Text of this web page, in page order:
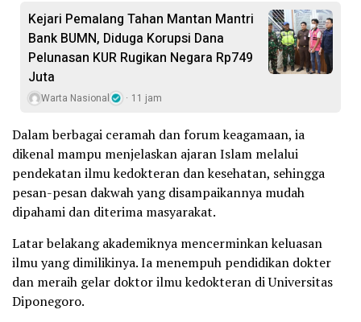
Kejari Pemalang Tahan Mantan Mantri
Bank BUMN, Diduga Korupsi Dana
Pelunasan KUR Rugikan Negara Rp749
Juta
Warta Nasional 11 jam
Dalam berbagai ceramah dan forum keagamaan, ia
dikenal mampu menjelaskan ajaran Islam melalui
pendekatan ilmu kedokteran dan kesehatan, sehingga
pesan-pesan dakwah yang disampaikannya mudah
dipahami dan diterima masyarakat.
Latar belakang akademiknya mencerminkan keluasan
ilmu yang dimilikinya. Ia menempuh pendidikan dokter
dan meraih gelar doktor ilmu kedokteran di Universitas
Diponegoro.